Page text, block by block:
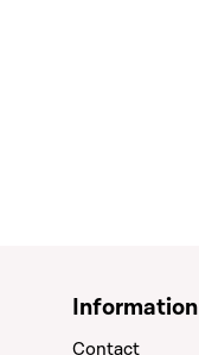
Information
Contact